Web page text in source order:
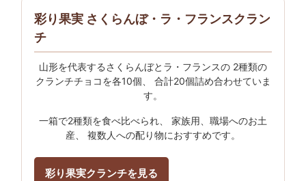
彩り果実 さくらんぼ・ラ・フランスクラン
チ
山形を代表するさくらんぼとラ・フランスの 2種類の
クランチチョコを各10個、 合計20個詰め合わせていま
す。
一箱で2種類を食べ比べられ、 家族用、職場へのお土
産、 複数人への配り物におすすめです。
彩り果実クランチを見る